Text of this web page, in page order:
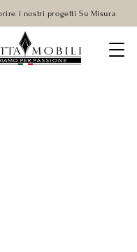
i nostri progetti Su Misura